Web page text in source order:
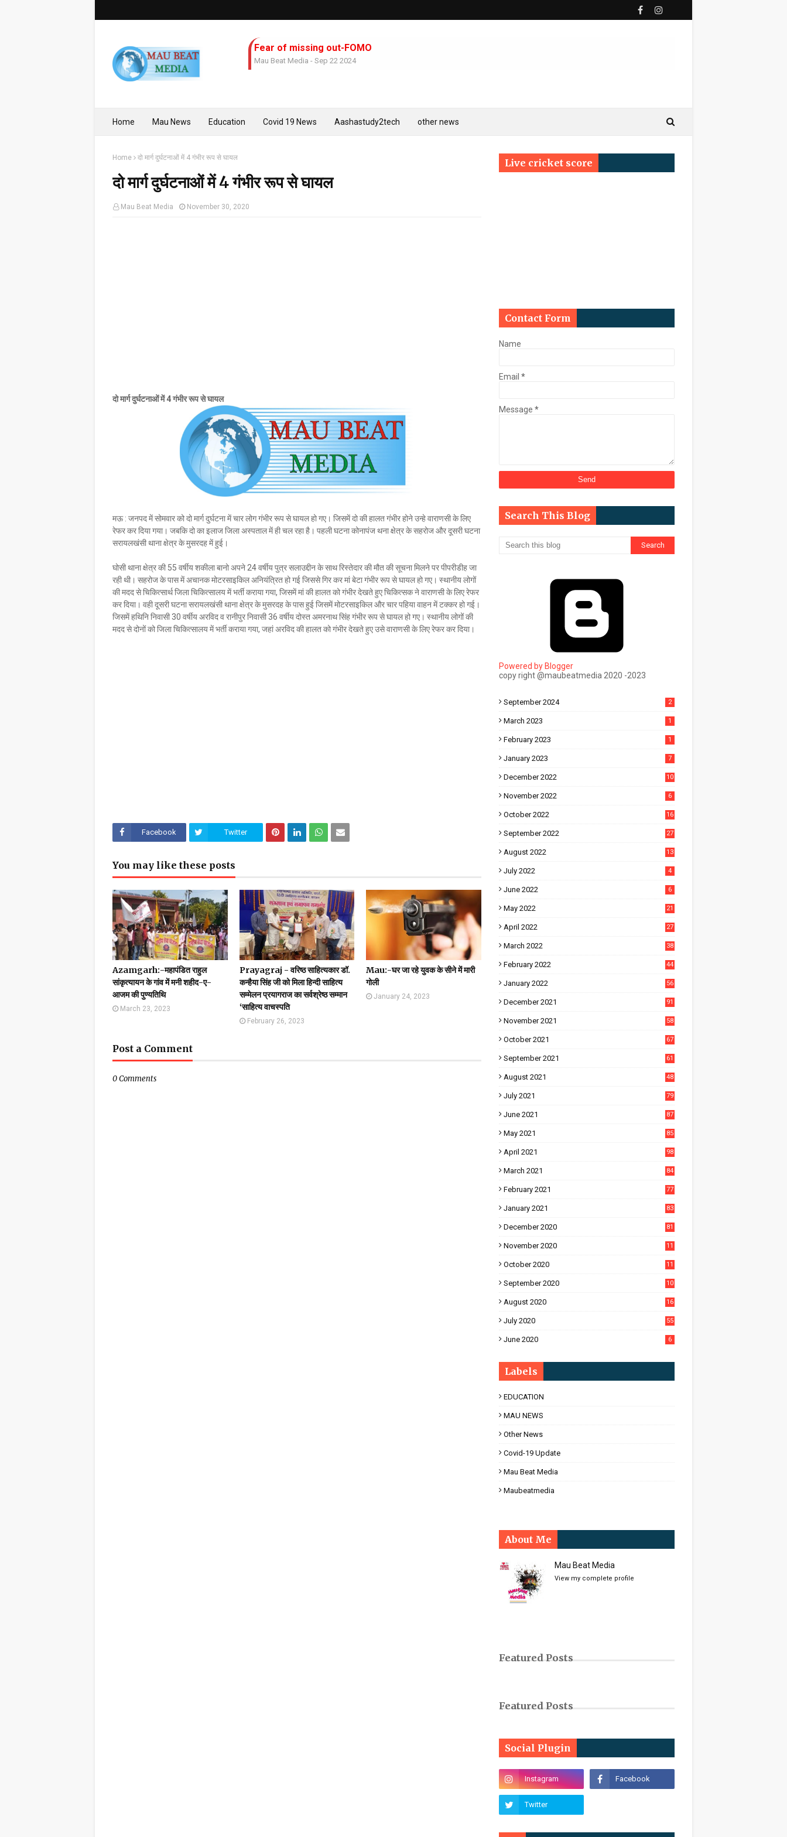
Fear of missing out-FOMO
Mau Beat Media - Sep 22 2024
Mau:-घर जा रहे युवक के सीने में मारी गोली
Mau:-भाजपा के पूर्व सांसद दोषी करार, एक महीने की सजा का एलान भी
Mau:-ठंड को देखते हुए एक से आठ तक के विद्यालय 31 दिसंबर तक बंद
UP:- यूपी निकाय चुनाव पर हाई कोर्ट का बड़ा फैसला, OBC आरक्षण रद्द, तत्काल चुनाव कराने के निर्देश
Mau:-यूपी में अब रात 11.00 बजे के बाद नहीं चलेंगी रोडवेज बसें
Mau Beat Media- Dec 21 2022
Mau:- V-Mart को जिला प्रशासन ने किया सील
Mau Beat Media-Dec 19 2022
Mau:-माफिया मुख्तार अंसारी के सहयोगी रफीक पर बड़ी कार्रवाई, गैंगस्टर एक्ट के तहत डेढ़ करोड़ की संपत्ति कुर्क
Mau Beat Media-Dec 14 2022
Mau:- प्री बोर्ड टापर्स को किया गया सम्मानित
Mau:-जिलाधिकारी ने गुंडा एक्ट के तहत 10 लोगों को किया जिला बदर
Mau Beat Media-Dec 10 2022
Mau Beat Media -Dec 06 2022
Mau:-शिव धनुष भंग,राम बारात कल
Mau Beat Media-Nov 28 2022
Mau:-जांच में 74 खाद्य नमूनों में 19 में मिली मिलावट
Mau Beat Media-Nov 15 2022
Mau:-जिला पंचायत सदस्य प्रतिनिधि को बनाया बंधक
Prayagraj:- इतिहास के पन्नों में विलुप्त हो गये स्वतंत्रता संग्राम के स्थल
Home Mau News Education Covid 19 News Aashastudy2tech other news
Home दो मार्ग दुर्घटनाओं में 4 गंभीर रूप से घायल
दो मार्ग दुर्घटनाओं में 4 गंभीर रूप से घायल
Mau Beat Media November 30, 2020
दो मार्ग दुर्घटनाओं में 4 गंभीर रूप से घायल
मऊ : जनपद में सोमवार को दो मार्ग दुर्घटना में चार लोग गंभीर रूप से घायल हो गए। जिसमें दो की हालत गंभीर होने उन्हे वाराणसी के लिए
रेफर कर दिया गया। जबकि दो का इलाज जिला अस्पताल में ही चल रहा है। पहली घटना कोनापंज थना क्षेत्र के सहरोज और दूसरी घटना
सरायलखंसी थाना क्षेत्र के मुसरदह में हुई।
घोसी थाना क्षेत्र की 55 वर्षीय शकीला बानो अपने 24 वर्षीय पुत्र सलाउद्दीन के साथ रिस्तेदार की मौत की सूचना मिलने पर पीपरीडीह जा
रही थी। सहरोज के पास में अचानक मोटरसाइकिल अनियंत्रित हो गई जिससे गिर कर मां बेटा गंभीर रूप से घायल हो गए। स्थानीय लोगों
की मदद से चिकित्सार्थ जिला चिकित्सालय में भर्ती कराया गया, जिसमें मां की हालत को गंभीर देखते हुए चिकित्सक ने वाराणसी के लिए रेफर
कर दिया। वही दूसरी घटना सरायलखंसी थाना क्षेत्र के मुसरदह के पास हुई जिसमें मोटरसाइकिल और चार पहिया वाहन में टक्कर हो गई।
जिसमें हथिनि निवासी 30 वर्षीय अरविद व रानीपुर निवासी 36 वर्षीय दोस्त अमरनाथ सिंह गंभीर रूप से घायल हो गए। स्थानीय लोगों की
मदद से दोनों को जिला चिकित्सालय में भर्ती कराया गया, जहां अरविद की हालत को गंभीर देखते हुए उसे वाराणसी के लिए रेफर कर दिया।
Facebook Twitter
You may like these posts
Azamgarh:-महापंडित राहुल
सांकृत्यायन के गांव में मनी शहीद-ए-
आजम की पुण्यतिथि
March 23, 2023
Prayagraj - वरिष्ठ साहित्यकार डॉ.
कन्हैया सिंह जी को मिला हिन्दी साहित्य
सम्मेलन प्रयागराज का सर्वश्रेष्ठ सम्मान
‘साहित्य वाचस्पति
February 26, 2023
Mau:-घर जा रहे युवक के सीने में मारी
गोली
January 24, 2023
Post a Comment
0 Comments
Live cricket score
Contact Form
Name
Email *
Message *
Search This Blog
Powered by Blogger
copy right @maubeatmedia 2020 -2023
September 2024 2
March 2023 1
February 2023 1
January 2023 7
December 2022 10
November 2022 6
October 2022 16
September 2022 27
August 2022 13
July 2022 4
June 2022 6
May 2022 21
April 2022 27
March 2022 38
February 2022 44
January 2022 56
December 2021 91
November 2021 58
October 2021 67
September 2021 61
August 2021 48
July 2021 79
June 2021 87
May 2021 85
April 2021 98
March 2021 84
February 2021 77
January 2021 83
December 2020 81
November 2020
11
October 2020
11
September 2020
10
August 2020
16
July 2020 55
June 2020 6
Labels
EDUCATION
MAU NEWS
Other News
Covid-19 Update
Mau Beat Media
Maubeatmedia
About Me
Mau Beat Media
View my complete profile
Featured Posts
Featured Posts
Social Plugin